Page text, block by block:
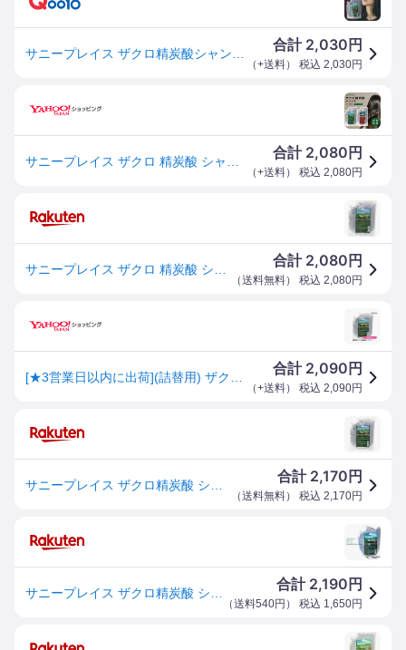
合計 2,030 円
（+送料） 税込 2,030円
合計 2,080 円
（+送料） 税込 2,080円
合計 2,080 円
（送料無料） 税込 2,080円
合計 2,090 円
（+送料） 税込 2,090円
合計 2,170 円
（送料無料） 税込 2,170円
合計 2,190 円
（送料540円 ） 税込 1,650円